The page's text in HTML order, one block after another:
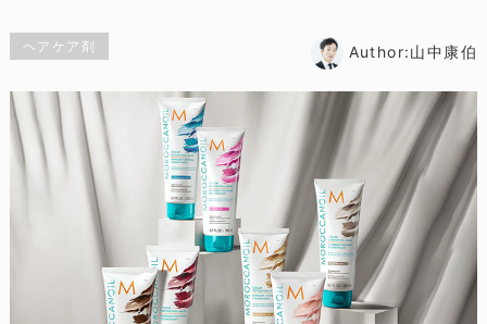
ヘアケア剤 Author:山中康伯